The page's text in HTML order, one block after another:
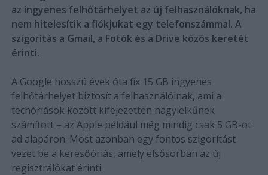
az ingyenes felhőtárhelyet az új felhasználóknak, ha
nem hitelesítik a fiókjukat egy telefonszámmal. A
szigorítás a Gmail, a Fotók és a Drive közös keretét
érinti.
A Google hosszú évek óta fix 15 GB ingyenes
felhőtárhelyet biztosít a felhasználóinak, ami a
techóriások között kifejezetten nagylelkűnek
számított – az Apple például még mindig csak 5 GB-ot
ad alapáron. Most azonban egy fontos szigorítást
vezet be a keresőóriás, amely elsősorban az új
regisztrálókat érinti.